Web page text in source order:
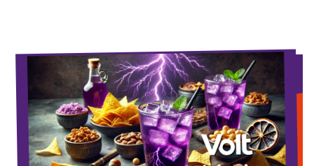
Gemeenteraadsverkiezingen 2026
Doneer